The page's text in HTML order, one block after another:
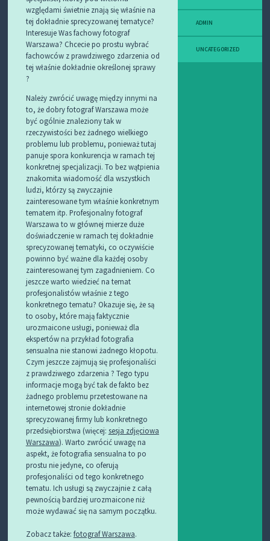
względami świetnie znają się właśnie na
tej dokładnie sprecyzowanej tematyce?
Interesuje Was fachowy fotograf
Warszawa? Chcecie po prostu wybrać
fachowców z prawdziwego zdarzenia od
tej właśnie dokładnie określonej sprawy
?
Należy zwrócić uwagę między innymi na
to, że dobry fotograf Warszawa może
być ogólnie znaleziony tak w
rzeczywistości bez żadnego wielkiego
problemu lub problemu, ponieważ tutaj
panuje spora konkurencja w ramach tej
konkretnej specjalizacji. To bez wątpienia
znakomita wiadomość dla wszystkich
ludzi, którzy są zwyczajnie
zainteresowane tym właśnie konkretnym
tematem itp. Profesjonalny fotograf
Warszawa to w głównej mierze duże
doświadczenie w ramach tej dokładnie
sprecyzowanej tematyki, co oczywiście
powinno być ważne dla każdej osoby
zainteresowanej tym zagadnieniem. Co
jeszcze warto wiedzieć na temat
profesjonalistów właśnie z tego
konkretnego tematu? Okazuje się, że są
to osoby, które mają faktycznie
urozmaicone usługi, ponieważ dla
ekspertów na przykład fotografia
sensualna nie stanowi żadnego kłopotu.
Czym jeszcze zajmują się profesjonaliści
z prawdziwego zdarzenia ? Tego typu
informacje mogą być tak de fakto bez
żadnego problemu przetestowane na
internetowej stronie dokładnie
sprecyzowanej firmy lub konkretnego
przedsiębiorstwa (więcej: sesja zdjęciowa
Warszawa). Warto zwrócić uwagę na
aspekt, że fotografia sensualna to po
prostu nie jedyne, co oferują
profesjonaliści od tego konkretnego
tematu. Ich usługi są zwyczajnie z całą
pewnością bardziej urozmaicone niż
może wydawać się na samym początku.
Zobacz także: fotograf Warszawa.
ADMIN
UNCATEGORIZED